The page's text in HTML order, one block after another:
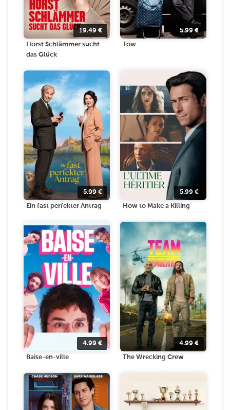
19.49 €
Horst Schlämmer sucht
das Glück
5.99 €
Tow
5.99 €
Ein fast perfekter Antrag
5.99 €
How to Make a Killing
4.99 €
Baise-en-ville
4.99 €
The Wrecking Crew